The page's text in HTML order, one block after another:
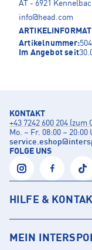
AT - 6921
info@head.com
Artikelnummer:
Im Angebot seit
KONTAKT
+43 7242 600 204 (zum
Mo. – Fr. 08:00 – 20:00
service.eshop@
FOLGE UNS
HILFE &
MEIN